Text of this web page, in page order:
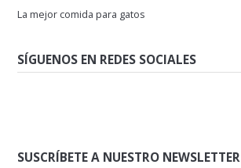
La mejor comida para gatos
SÍGUENOS EN REDES SOCIALES
SUSCRÍBETE A NUESTRO NEWSLETTER